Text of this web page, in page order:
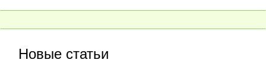
Новые статьи